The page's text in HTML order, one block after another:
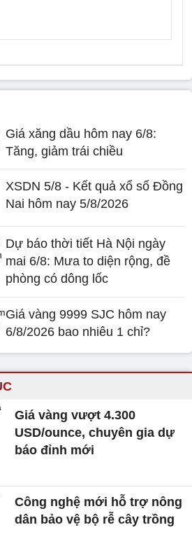
Giá xăng dầu hôm nay 6/8:
Tăng, giảm trái chiều
XSDN 5/8 - Kết quả xổ số Đồng
Nai hôm nay 5/8/2026
Dự báo thời tiết Hà Nội ngày
mai 6/8: Mưa to diện rộng, đề
phòng có dông lốc
Giá vàng 9999 SJC hôm nay
6/8/2026 bao nhiêu 1 chỉ?
Giá vàng vượt 4.300
USD/ounce, chuyên gia dự
báo đỉnh mới
Công nghệ mới hỗ trợ nông
dân bảo vệ bộ rễ cây trồng